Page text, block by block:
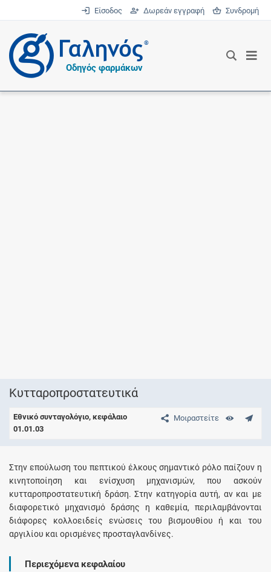
Είσοδος Δωρεάν εγγραφή Συνδρομή
®
Οδηγός φαρμάκων
Κυτταροπροστατευτικά
Μοιραστείτε
Εθνικό συνταγολόγιο, κεφάλαιο
01.01.03
Στην επούλωση του πεπτικού έλκους σημαντικό ρόλο παίζουν η
κινητοποίηση και ενίσχυση μηχανισμών, που ασκούν
κυτταροπροστατευτική δράση. Στην κατηγορία αυτή, αν και με
διαφορετικό μηχανισμό δράσης η καθεμία, περιλαμβάνονται
διάφορες κολλοειδείς ενώσεις του βισμουθίου ή και του
αργιλίου και ορισμένες προσταγλανδίνες.
Περιεχόμενα κεφαλαίου